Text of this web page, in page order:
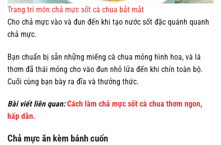
Trang trí món chả mực sốt cà chua bắt mắt
Cho chả mực vào và đun đến khi tạo nước sốt đặc quánh quanh
chả mực.
Bạn chuẩn bị sẵn những miếng cà chua mỏng hình hoa, và lá
thơm đã thái mỏng cho vào đun nhỏ lửa đến khi chín toàn bộ.
Cuối cùng bạn bày ra đĩa và thưởng thức.
Bài viết liên quan: Cách làm chả mực sốt cà chua thơm ngon,
hấp dẫn.
Chả mực ăn kèm bánh cuốn